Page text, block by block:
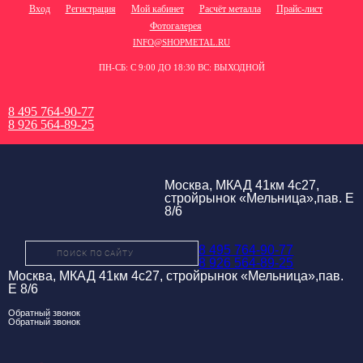
Вход Регистрация Мой кабинет Расчёт металла
Прайс-лист
Фотогалерея
INFO@SHOPMETAL.RU
ПН-СБ: С 9:00 ДО 18:30 ВС: ВЫХОДНОЙ
8 495 764-90-77
8 926 564-89-25
Москва, МКАД 41км 4с27,
стройрынок «Мельница»,пав. Е
8/6
8 495 764-90-77
8 926 564-89-25
Москва, МКАД 41км 4с27, стройрынок «Мельница»,пав.
Е 8/6
Обратный звонок
Обратный звонок